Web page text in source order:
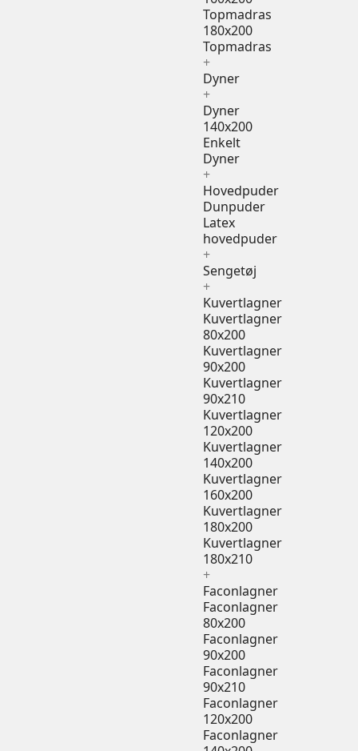
Topmadras
180x200
Topmadras
+
Dyner
+
Dyner
140x200
Enkelt
Dyner
+
Hovedpuder
Dunpuder
Latex
hovedpuder
+
Sengetøj
+
Kuvertlagner
Kuvertlagner
80x200
Kuvertlagner
90x200
Kuvertlagner
90x210
Kuvertlagner
120x200
Kuvertlagner
140x200
Kuvertlagner
160x200
Kuvertlagner
180x200
Kuvertlagner
180x210
+
Faconlagner
Faconlagner
80x200
Faconlagner
90x200
Faconlagner
90x210
Faconlagner
120x200
Faconlagner